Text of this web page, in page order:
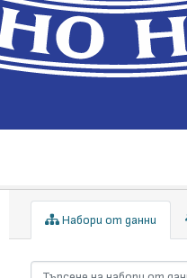
Набори от данни